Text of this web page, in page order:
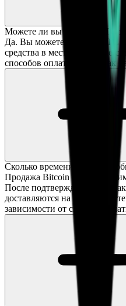
Можете ли вы продать BTC
Да. Вы можете продать BTC
средства в местной валюте
способов оплаты, таких как
Сколько времени нужно,
Продажа Bitcoin обычно
После подтверждения
доставляются на ваш счет в
зависимости от способа